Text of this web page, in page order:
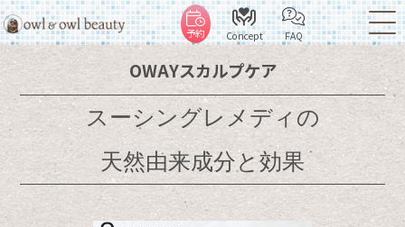
予約 Concept FAQ
OWAYスカルプケア
スーシングレメディの
天然由来成分と効果